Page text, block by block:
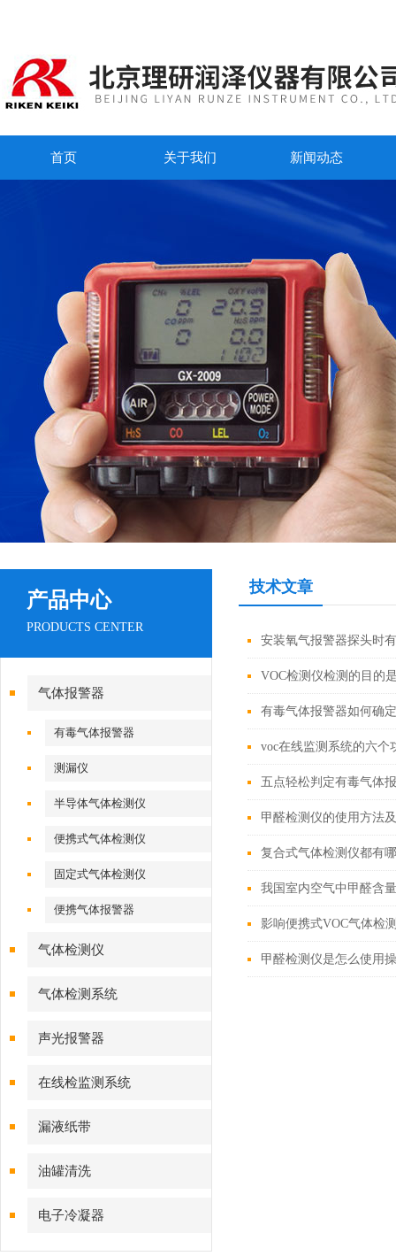
首页 关于我们 新闻动态
产品中心
PRODUCTS CENTER
气体报警器
有毒气体报警器
测漏仪
半导体气体检测仪
便携式气体检测仪
固定式气体检测仪
便携气体报警器
气体检测仪
气体检测系统
声光报警器
在线检监测系统
漏液纸带
油罐清洗
电子冷凝器
技术文章
安装氧气报警器探头时
VOC检测仪检测的目的
有毒气体报警器如何确
voc在线监测系统的六个
五点轻松判定有毒气体
甲醛检测仪的使用方法
复合式气体检测仪都有
我国室内空气中甲醛含
影响便携式VOC气体检
甲醛检测仪是怎么使用